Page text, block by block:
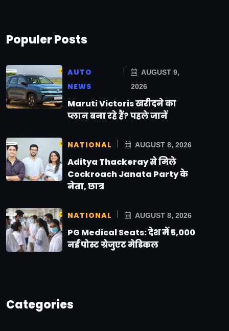
Populer Posts
AUTO
NEWS
AUGUST 9,
2026
Maruti Victoris खरीदने का
प्लान बना रहे हैं? पहले जानें
NATIONAL AUGUST 8, 2026
Aditya Thackeray से मिले
Cockroach Janata Party के
नेता, छात्र
NATIONAL AUGUST 8, 2026
PG Medical Seats: देश में 5,000
नई पोस्ट ग्रेजुएट मेडिकल
Categories